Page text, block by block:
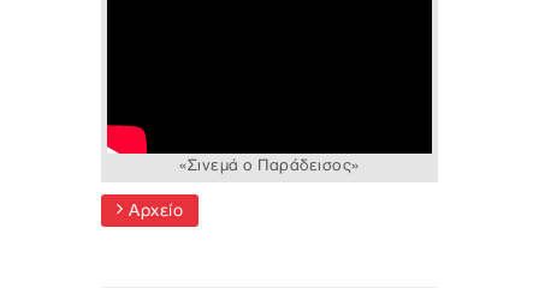
«Σινεμά ο Παράδεισος»
Αρχείο